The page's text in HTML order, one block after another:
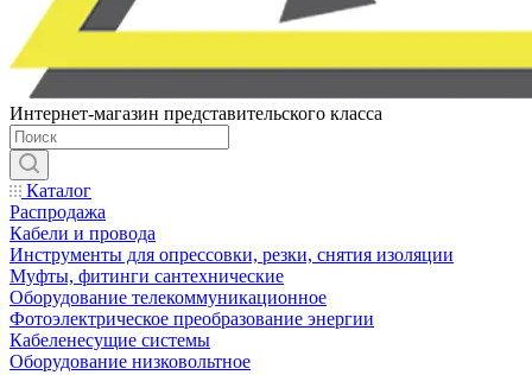
Интернет-магазин представительского класса
Каталог
Распродажа
Кабели и провода
Инструменты для опрессовки, резки, снятия изоляции
Муфты, фитинги сантехнические
Оборудование телекоммуникационное
Фотоэлектрическое преобразование энергии
Кабеленесущие системы
Оборудование низковольтное